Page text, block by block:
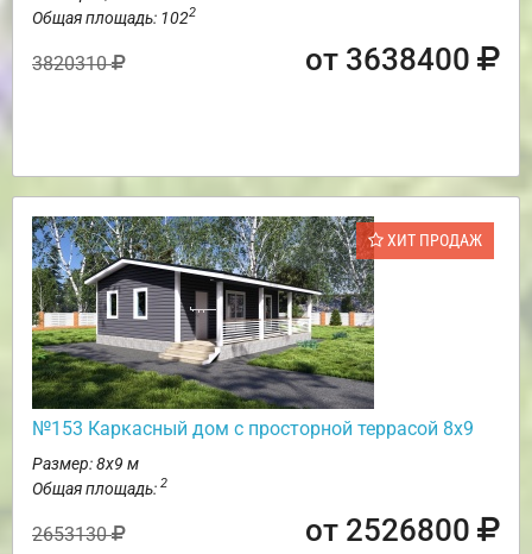
Общая площадь: 1022
3820310 от 3638400
ХИТ ПРОДАЖ
№153 Каркасный дом с просторной террасой 8х9
Размер: 8х9 м
Общая площадь: 2
2653130 от 2526800